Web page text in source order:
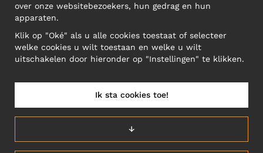
BEDRIJFSADRES
Narva mnt 5, EE-10117 Tallinn
Reg: 12356245
NEDERLAND/NEDERLANDS (NL)
over onze websitebezoekers, hun gedrag en hun
apparaten.
Klik op "Oké" als u alle cookies toestaat of selecteer
welke cookies u wilt toestaan en welke u wilt
uitschakelen door hieronder op "Instellingen" te klikken.
↓
Ik sta cookies toe!